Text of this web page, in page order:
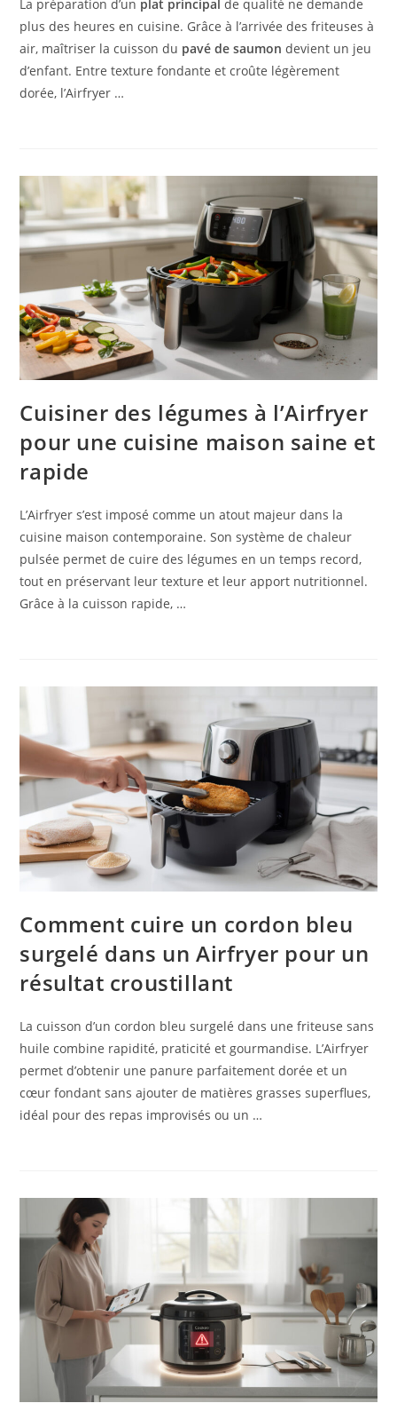
La préparation d’un plat principal de qualité ne demande
plus des heures en cuisine. Grâce à l’arrivée des friteuses à
air, maîtriser la cuisson du pavé de saumon devient un jeu
d’enfant. Entre texture fondante et croûte légèrement
dorée, l’Airfryer …
Cuisiner des légumes à l’Airfryer
pour une cuisine maison saine et
rapide
L’Airfryer s’est imposé comme un atout majeur dans la
cuisine maison contemporaine. Son système de chaleur
pulsée permet de cuire des légumes en un temps record,
tout en préservant leur texture et leur apport nutritionnel.
Grâce à la cuisson rapide, …
Comment cuire un cordon bleu
surgelé dans un Airfryer pour un
résultat croustillant
La cuisson d’un cordon bleu surgelé dans une friteuse sans
huile combine rapidité, praticité et gourmandise. L’Airfryer
permet d’obtenir une panure parfaitement dorée et un
cœur fondant sans ajouter de matières grasses superflues,
idéal pour des repas improvisés ou un …